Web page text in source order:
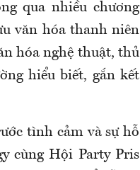
qua nhiều chương
văn hóa thanh niên
hóa nghệ thuật, thủ
hiểu biết, gắn kết
tình cảm và sự hỗ
cùng Hội Party Pris